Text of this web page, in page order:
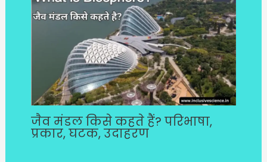
जैव मंडल किसे कहते हैं? परिभाषा,
प्रकार, घटक, उदाहरण